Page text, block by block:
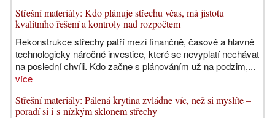
Střešní materiály: Kdo plánuje střechu včas, má jistotu
kvalitního řešení a kontroly nad rozpočtem
Rekonstrukce střechy patří mezi finančně, časově a hlavně
technologicky náročné investice, které se nevyplatí nechávat
na poslední chvíli. Kdo začne s plánováním už na podzim,...
více
Střešní materiály: Pálená krytina zvládne víc, než si myslíte –
poradí si i s nízkým sklonem střechy